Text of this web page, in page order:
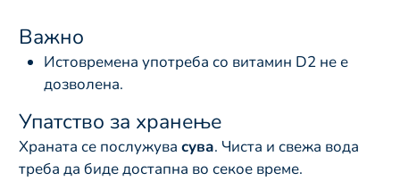
Важно
Истовремена употреба со витамин D2 не е
дозволена.
Упатство за хранење
Храната се послужува сува. Чиста и свежа вода
треба да биде достапна во секое време.